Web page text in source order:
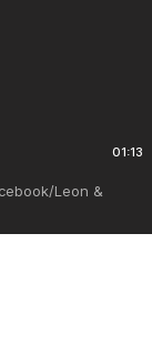
01:13
Leon &